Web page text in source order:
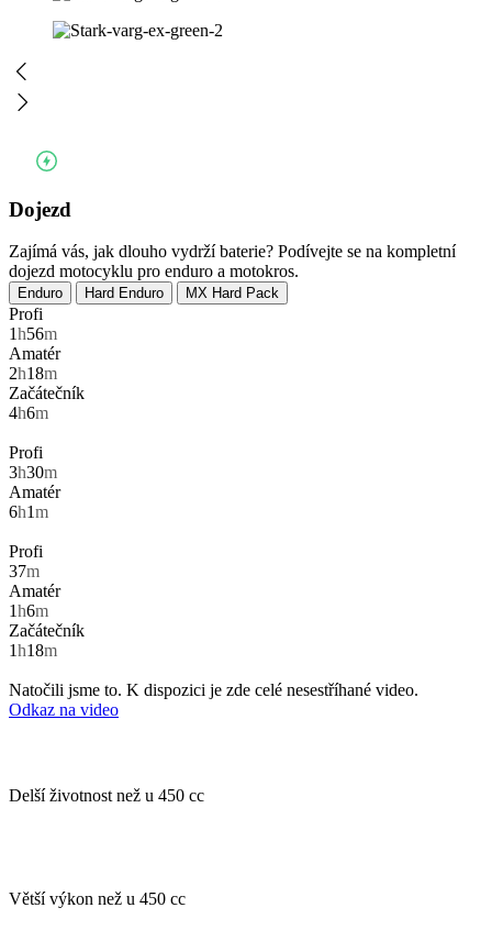
Dojezd
Zajímá vás, jak dlouho vydrží baterie? Podívejte se na kompletní
dojezd motocyklu pro enduro a motokros.
Enduro Hard Enduro MX Hard Pack
Profi
1h56m
Amatér
2h18m
Začátečník
4h6m
Profi
3h30m
Amatér
6h1m
Profi
37m
Amatér
1h6m
Začátečník
1h18m
Natočili jsme to. K dispozici je zde celé nesestříhané video.
Odkaz na video
Delší životnost než u 450 cc
Větší výkon než u 450 cc